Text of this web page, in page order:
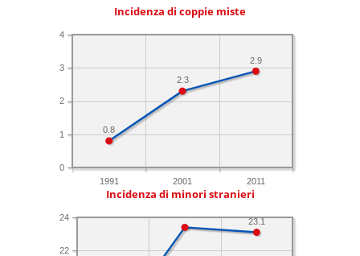
Incidenza di coppie miste
1991 2001 2011
0
1
2
3
4
2.9
2.3
0.8
Incidenza di minori stranieri
22
24 23.1